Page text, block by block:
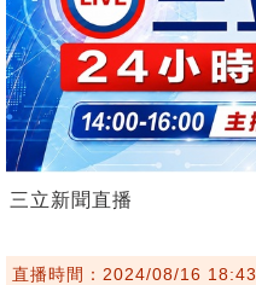
三立新聞直播
直播時間：2024/08/16 18:43